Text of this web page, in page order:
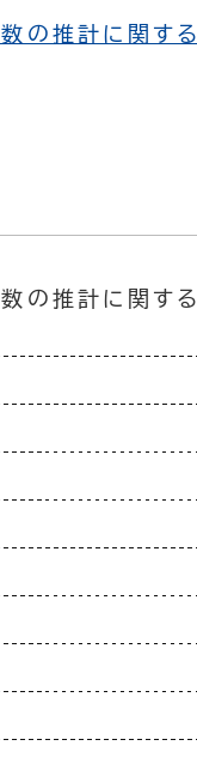
数の推計に関
の推計に関す